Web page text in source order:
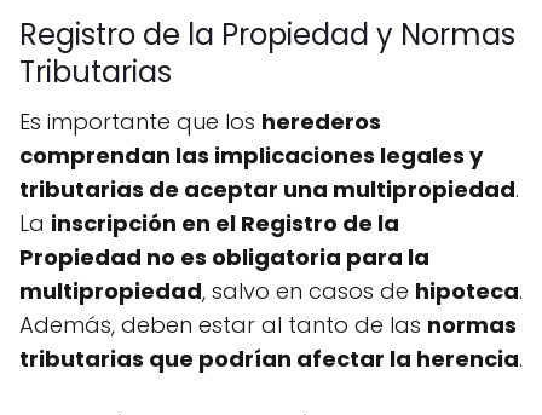
Registro de la Propiedad y Normas
Tributarias
Es importante que los herederos
comprendan las implicaciones legales y
tributarias de aceptar una multipropiedad.
La inscripción en el Registro de la
Propiedad no es obligatoria para la
multipropiedad, salvo en casos de hipoteca.
Además, deben estar al tanto de las normas
tributarias que podrían afectar la herencia.